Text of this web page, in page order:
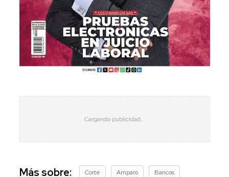
Más sobre: Corte Amparo Bancos